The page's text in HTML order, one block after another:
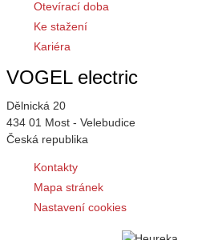
Otevírací doba
Ke stažení
Kariéra
VOGEL electric
Dělnická 20
434 01 Most - Velebudice
Česká republika
Kontakty
Mapa stránek
Nastavení cookies